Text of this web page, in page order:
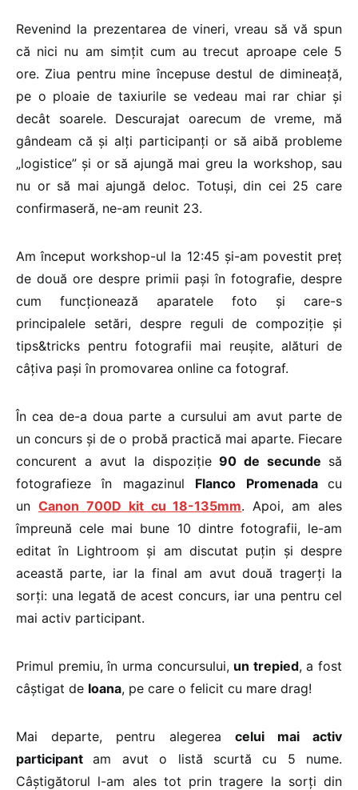
Revenind la prezentarea de vineri, vreau să vă spun
că nici nu am simțit cum au trecut aproape cele 5
ore. Ziua pentru mine începuse destul de dimineață,
pe o ploaie de taxiurile se vedeau mai rar chiar și
decât soarele. Descurajat oarecum de vreme, mă
gândeam că și alți participanți or să aibă probleme
„logistice” și or să ajungă mai greu la workshop, sau
nu or să mai ajungă deloc. Totuși, din cei 25 care
confirmaseră, ne-am reunit 23.
Am început workshop-ul la 12:45 și-am povestit preț
de două ore despre primii pași în fotografie, despre
cum funcționează aparatele foto și care-s
principalele setări, despre reguli de compoziție și
tips&tricks pentru fotografii mai reușite, alături de
câțiva pași în promovarea online ca fotograf.
În cea de-a doua parte a cursului am avut parte de
un concurs și de o probă practică mai aparte. Fiecare
concurent a avut la dispoziție90 de secunde să
fotografieze în magazinul Flanco Promenadacu
un Canon 700D kit cu 18-135mm. Apoi, am ales
împreună cele mai bune 10 dintre fotografii, le-am
editat în Lightroom și am discutat puțin și despre
această parte, iar la final am avut două tragerți la
sorți: una legată de acest concurs, iar una pentru cel
mai activ participant.
Primul premiu, în urma concursului, un trepied, a fost
câștigat de Ioana, pe care o felicit cu mare drag!
Mai departe, pentru alegerea celui mai activ
participantam avut o listă scurtă cu 5 nume.
Câștigătorul l-am ales tot prin tragere la sorți din